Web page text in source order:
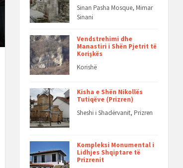
Sinan Pasha Mosque, Mimar
Sinani
Vendstrehimi dhe
Manastiri i Shën Pjetrit të
Korişkës
Korishë
Kisha e Shën Nikollës
Tutiqëve (Prizren)
Sheshi i Shadërvanit, Prizren
Kompleksi Monumental i
Lidhjes Shqiptare të
Prizrenit